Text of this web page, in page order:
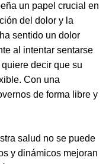
un papel crucial en
del dolor y la
sentido un dolor
al intentar sentarse
decir que su
Con una
de forma libre y
salud no se puede
y dinámicos mejoran